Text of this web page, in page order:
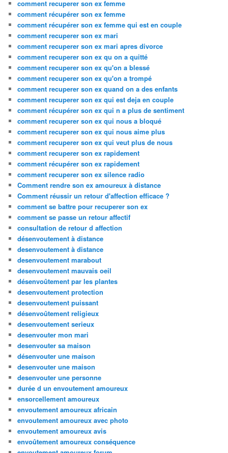
comment recuperer son ex femme
comment récupérer son ex femme
comment récupérer son ex femme qui est en couple
comment recuperer son ex mari
comment recuperer son ex mari apres divorce
comment recuperer son ex qu on a quitté
comment recuperer son ex qu'on a blessé
comment recuperer son ex qu'on a trompé
comment recuperer son ex quand on a des enfants
comment recuperer son ex qui est deja en couple
comment récupérer son ex qui n a plus de sentiment
comment recuperer son ex qui nous a bloqué
comment recuperer son ex qui nous aime plus
comment recuperer son ex qui veut plus de nous
comment recuperer son ex rapidement
comment récupérer son ex rapidement
comment recuperer son ex silence radio
Comment rendre son ex amoureux à distance
Comment réussir un retour d'affection efficace ?
comment se battre pour recuperer son ex
comment se passe un retour affectif
consultation de retour d affection
désenvoutement à distance
desenvoutement à distance
desenvoutement marabout
desenvoutement mauvais oeil
désenvoûtement par les plantes
desenvoutement protection
desenvoutement puissant
désenvoûtement religieux
desenvoutement serieux
desenvouter mon mari
desenvouter sa maison
désenvouter une maison
desenvouter une maison
desenvouter une personne
durée d un envoutement amoureux
ensorcellement amoureux
envoutement amoureux africain
envoutement amoureux avec photo
envoutement amoureux avis
envoûtement amoureux conséquence